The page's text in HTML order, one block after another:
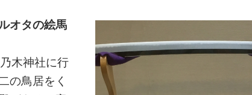
オタの絵馬
木神社に行
の鳥居をく